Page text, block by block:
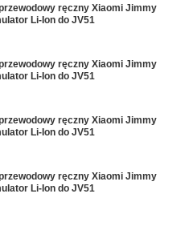
ręczny Xiaomi Jimmy
Li-Ion do JV51
ręczny Xiaomi Jimmy
Li-Ion do JV51
ręczny Xiaomi Jimmy
Li-Ion do JV51
ręczny Xiaomi Jimmy
Li-Ion do JV51